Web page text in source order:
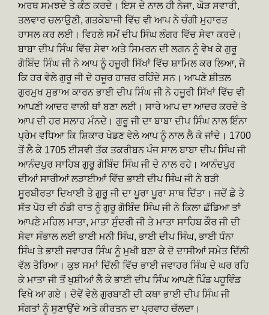
ਅਰਥ ਸਮਝਦੇ ਤੇ ਕੰਠ ਕਰਦੇ। ਇਸ ਦੇ ਨਾਲ ਹੀ ਨੇਜਾ, ਘੋੜ ਸਵਾਰੀ,
ਤਲਵਾਰ ਚਲਾਉਣੀ, ਗਤਕੇਬਾਜੀ ਵਿੱਚ ਵੀ ਆਪ ਨੇ ਚੰਗੀ ਮੁਹਾਰਤ
ਹਾਸਲ ਕਰ ਲਈ। ਵਿਹਲੇ ਸਮੇਂ ਦੀਪ ਸਿੰਘ ਲੰਗਰ ਵਿੱਚ ਸੇਵਾ ਕਰਦੇ।
ਬਾਬਾ ਦੀਪ ਸਿੰਘ ਵਿੱਚ ਸੇਵਾ ਅਤੇ ਸਿਮਰਨ ਦੀ ਲਗਨ ਨੂੰ ਵੇਖ ਕੇ ਗੁਰੂ
ਗੋਬਿੰਦ ਸਿੰਘ ਜੀ ਨੇ ਆਪ ਨੂੰ ਹਜੂਰੀ ਸਿੱਖਾਂ ਵਿੱਚ ਸ਼ਾਮਿਲ ਕਰ ਲਿਆ, ਜੋ
ਕਿ ਹਰ ਵੇਲੇ ਗੁਰੂ ਜੀ ਦੇ ਹਜੂਰ ਹਾਜ਼ਰ ਰਹਿੰਦੇ ਸਨ। ਆਪਣੇ ਸ਼ੀਤਲ
ਗੁਰਮੁਖ ਸੁਭਾਅ ਕਾਰਨ ਭਾਈ ਦੀਪ ਸਿੰਘ ਜੀ ਨੇ ਹਜੂਰੀ ਸਿੱਖਾਂ ਵਿੱਚ ਵੀ
ਆਪਣੀ ਆਦਰ ਵਾਲੀ ਥਾਂ ਬਣਾ ਲਈ। ਸਾਰੇ ਆਪ ਦਾ ਆਦਰ ਕਰਦੇ ਤੇ
ਆਪ ਦੀ ਹਰ ਸਲਾਹ ਮੰਨਦੇ। ਗੁਰੂ ਜੀ ਦਾ ਬਾਬਾ ਦੀਪ ਸਿੰਘ ਨਾਲ ਇੰਨਾ
ਪ੍ਰੇਮ ਵਧਿਆ ਕਿ ਸ਼ਿਕਾਰ ਖੇਡਣ ਵੇਲੇ ਆਪ ਨੂੰ ਨਾਲ ਲੈ ਕੇ ਜਾਂਦੇ। 1700
ਤੋਂ ਲੈ ਕੇ 1705 ਈਸਵੀ ਤੱਕ ਤਕਰੀਬਨ ਪੰਜ ਸਾਲ ਬਾਬਾ ਦੀਪ ਸਿੰਘ ਜੀ
ਆਨੰਦਪੁਰ ਸਾਹਿਬ ਗੁਰੂ ਗੋਬਿੰਦ ਸਿੰਘ ਜੀ ਦੇ ਨਾਲ ਰਹੇ। ਆਨੰਦਪੁਰ
ਦੀਆਂ ਸਾਰੀਆਂ ਲੜਾਈਆਂ ਵਿੱਚ ਭਾਈ ਦੀਪ ਸਿੰਘ ਜੀ ਨੇ ਬੜੀ
ਸੂਰਬੀਰਤਾ ਦਿਖਾਈ ਤੇ ਗੁਰੂ ਜੀ ਦਾ ਪੂਰਾ ਪੂਰਾ ਸਾਥ ਦਿੱਤਾ। ਜਦੋਂ ਛੇ ਤੇ
ਸੱਤ ਪੋਹ ਦੀ ਠੰਡੀ ਰਾਤ ਨੂੰ ਗੁਰੂ ਗੋਬਿੰਦ ਸਿੰਘ ਜੀ ਨੇ ਕਿਲਾ ਛੱਡਿਆ ਤਾਂ
ਆਪਣੇ ਮਹਿਲ ਮਾਤਾ, ਮਾਤਾ ਸੁੰਦਰੀ ਜੀ ਤੇ ਮਾਤਾ ਸਾਹਿਬ ਕੌਰ ਜੀ ਦੀ
ਸੇਵਾ ਸੰਭਾਲ ਲਈ ਭਾਈ ਮਨੀ ਸਿੰਘ, ਭਾਈ ਦੀਪ ਸਿੰਘ, ਭਾਈ ਧੰਨਾ
ਸਿੰਘ ਤੇ ਭਾਈ ਜਵਾਹਰ ਸਿੰਘ ਨੂੰ ਮੁਖੀ ਬਣਾ ਕੇ ਦੋ ਦਾਸੀਆਂ ਸਮੇਤ ਦਿੱਲੀ
ਵੱਲ ਤੋਰਿਆ। ਕੁਝ ਸਮਾਂ ਦਿੱਲੀ ਵਿੱਚ ਭਾਈ ਜਵਾਹਰ ਸਿੰਘ ਦੇ ਘਰ ਰਹਿ
ਕੇ ਮਾਤਾ ਜੀ ਤੋਂ ਖੁਸ਼ੀਆਂ ਲੈ ਕੇ ਭਾਈ ਦੀਪ ਸਿੰਘ ਆਪਣੇ ਪਿੰਡ ਪਹੂਵਿੰਡ
ਵਿਖੇ ਆ ਗਏ। ਦੋਵੇਂ ਵੇਲੇ ਗੁਰਬਾਣੀ ਦੀ ਕਥਾ ਭਾਈ ਦੀਪ ਸਿੰਘ ਜੀ
ਸੰਗਤਾਂ ਨੂੰ ਸੁਣਾਉਂਦੇ ਅਤੇ ਕੀਰਤਨ ਦਾ ਪ੍ਰਵਾਹ ਚੱਲਦਾ।